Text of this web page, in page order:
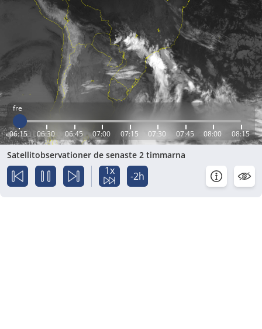
fre
06:15 06:30 06:45 07:00 07:15 07:30 07:45 08:00 08:15
Satellitobservationer de senaste 2 timmarna
1x -2h